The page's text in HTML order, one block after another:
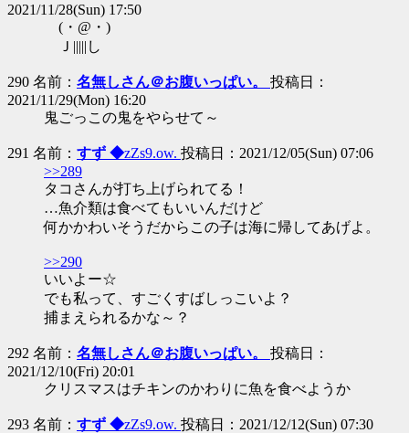
2021/11/28(Sun) 17:50
(・@・)
Ｊ|||||し
290 名前： 名無しさん＠お腹いっぱい。 投稿日：
2021/11/29(Mon) 16:20
鬼ごっこの鬼をやらせて～
291 名前： すず ◆zZs9.ow. 投稿日：2021/12/05(Sun) 07:06
>>289
タコさんが打ち上げられてる！
…魚介類は食べてもいいんだけど
何かかわいそうだからこの子は海に帰してあげよ。
>>290
いいよー☆
でも私って、すごくすばしっこいよ？
捕まえられるかな～？
292 名前： 名無しさん＠お腹いっぱい。 投稿日：
2021/12/10(Fri) 20:01
クリスマスはチキンのかわりに魚を食べようか
293 名前： すず ◆zZs9.ow. 投稿日：2021/12/12(Sun) 07:30